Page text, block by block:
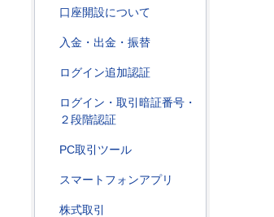
口座開設について
入金・出金・振替
ログイン追加認証
ログイン・取引暗証番号・
２段階認証
PC取引ツール
スマートフォンアプリ
株式取引